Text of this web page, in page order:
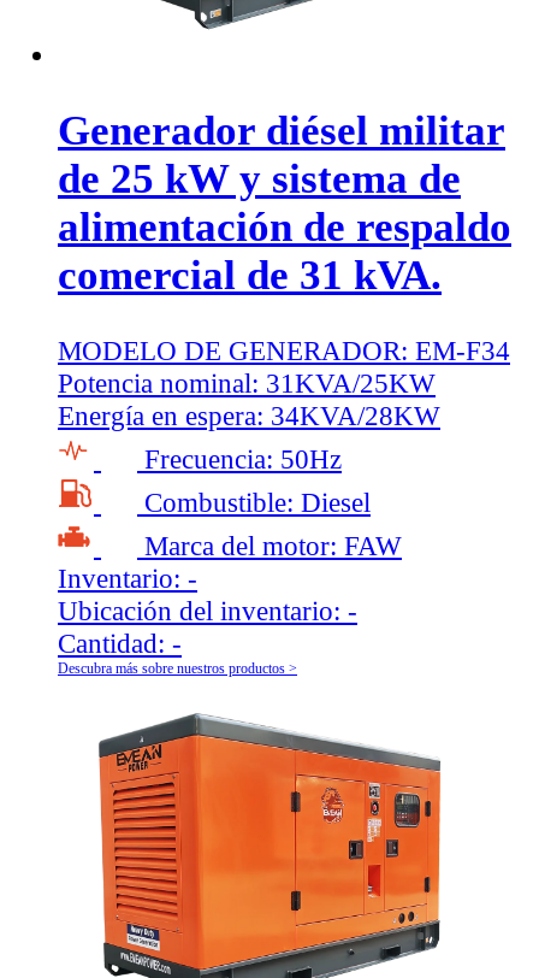
Generador diésel militar
de 25 kW y sistema de
alimentación de respaldo
comercial de 31 kVA.
MODELO DE GENERADOR: EM-F34
Potencia nominal: 31KVA/25KW
Energía en espera: 34KVA/28KW
Frecuencia: 50Hz
Combustible: Diesel
Marca del motor: FAW
Inventario: -
Ubicación del inventario: -
Cantidad: -
Descubra más sobre nuestros productos >